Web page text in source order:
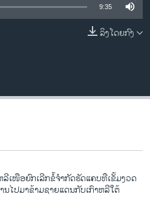
9:35
ລິງໂດຍກົງ
ລີເໜືອຍົກເລີກຂໍ້ຈຳກັດຮັດແຄບທ່ີເຂັ້ມງວດ
ນໄປມາຂ້າມຊາຍແດນກັບເກົາຫລີໃຕ້